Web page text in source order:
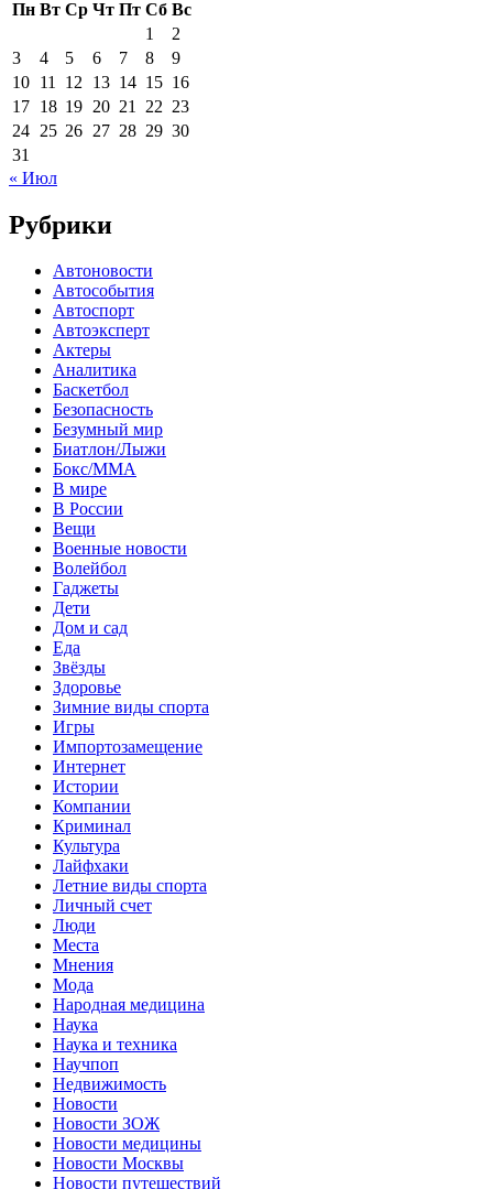
Пн Вт Ср Чт Пт Сб Вс
1
2
3
4 5 6 7 8
9
10 11 12 13 14 15 16
17 18 19 20 21 22 23
24 25 26 27 28 29 30
31
« Июл
Рубрики
Автоновости
Автособытия
Автоспорт
Автоэксперт
Актеры
Аналитика
Баскетбол
Безопасность
Безумный мир
Биатлон/Лыжи
Бокс/MMA
В мире
В России
Вещи
Военные новости
Волейбол
Гаджеты
Дети
Дом и сад
Еда
Звёзды
Здоровье
Зимние виды спорта
Игры
Импортозамещение
Интернет
Истории
Компании
Криминал
Культура
Лайфхаки
Летние виды спорта
Личный счет
Люди
Места
Мнения
Мода
Народная медицина
Наука
Наука и техника
Научпоп
Недвижимость
Новости
Новости ЗОЖ
Новости медицины
Новости Москвы
Новости путешествий